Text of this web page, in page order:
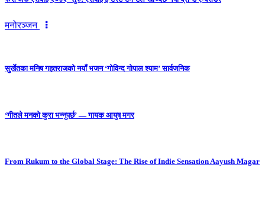
मनोरञ्जन
सुर्खेतका मनिष गहतराजको नयाँ भजन ‘गोविन्द गोपाल श्याम’ सार्वजनिक
‘गीतले मनको कुरा भन्नुपर्छ’ — गायक आयुष मगर
From Rukum to the Global Stage: The Rise of Indie Sensation Aayush Magar